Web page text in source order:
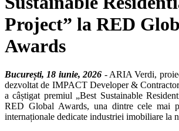
Project” la RED
Awards
București, 18 iunie, 2026 -ARIA Verdi,
dezvoltat de IMPACT Developer &
a câștigat premiul „Best Sustainable
RED Global Awards, una dintre cele mai
internaționale dedicate industriei imobiliare la